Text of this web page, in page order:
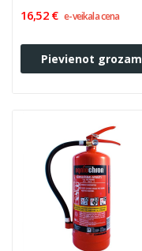
16,52 € e-veikala cena
Pievienot grozam